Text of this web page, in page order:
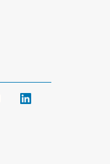
Instagram